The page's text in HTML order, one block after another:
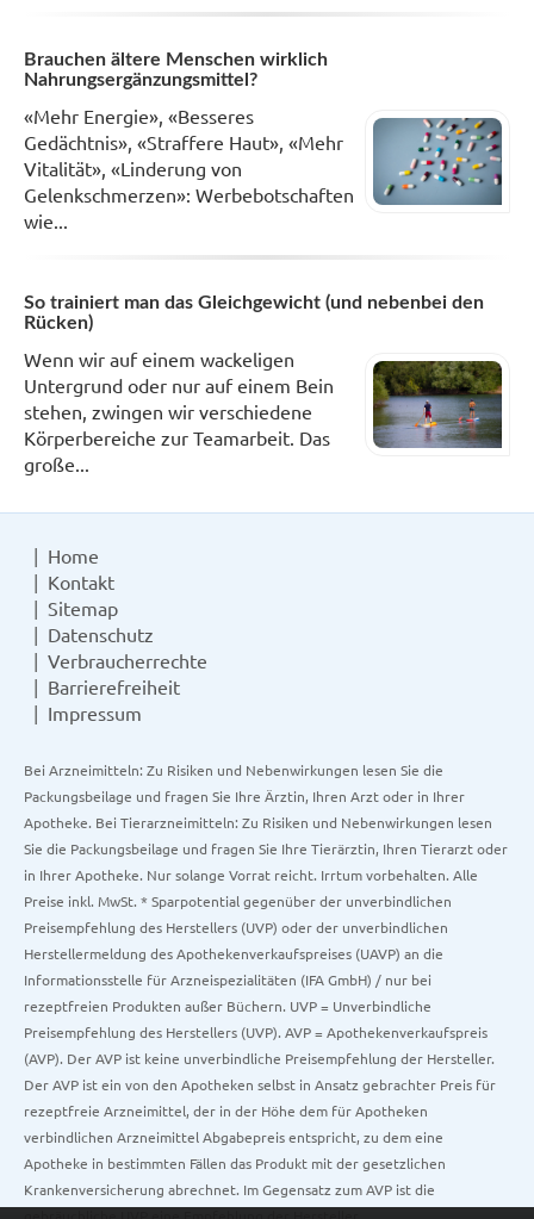
Brauchen ältere Menschen wirklich
Nahrungsergänzungsmittel?
«Mehr Energie», «Besseres
Gedächtnis», «Straffere Haut», «Mehr
Vitalität», «Linderung von
Gelenkschmerzen»: Werbebotschaften
wie...
So trainiert man das Gleichgewicht (und nebenbei den
Rücken)
Wenn wir auf einem wackeligen
Untergrund oder nur auf einem Bein
stehen, zwingen wir verschiedene
Körperbereiche zur Teamarbeit. Das
große...
Home
Kontakt
Sitemap
Datenschutz
Verbraucherrechte
Barrierefreiheit
Impressum
Bei Arzneimitteln: Zu Risiken und Nebenwirkungen lesen Sie die
Packungsbeilage und fragen Sie Ihre Ärztin, Ihren Arzt oder in Ihrer
Apotheke. Bei Tierarzneimitteln: Zu Risiken und Nebenwirkungen lesen
Sie die Packungsbeilage und fragen Sie Ihre Tierärztin, Ihren Tierarzt oder
in Ihrer Apotheke. Nur solange Vorrat reicht. Irrtum vorbehalten. Alle
Preise inkl. MwSt. * Sparpotential gegenüber der unverbindlichen
Preisempfehlung des Herstellers (UVP) oder der unverbindlichen
Herstellermeldung des Apothekenverkaufspreises (UAVP) an die
Informationsstelle für Arzneispezialitäten (IFA GmbH) / nur bei
rezeptfreien Produkten außer Büchern. UVP = Unverbindliche
Preisempfehlung des Herstellers (UVP). AVP = Apothekenverkaufspreis
(AVP). Der AVP ist keine unverbindliche Preisempfehlung der Hersteller.
Der AVP ist ein von den Apotheken selbst in Ansatz gebrachter Preis für
rezeptfreie Arzneimittel, der in der Höhe dem für Apotheken
verbindlichen Arzneimittel Abgabepreis entspricht, zu dem eine
Apotheke in bestimmten Fällen das Produkt mit der gesetzlichen
Krankenversicherung abrechnet. Im Gegensatz zum AVP ist die